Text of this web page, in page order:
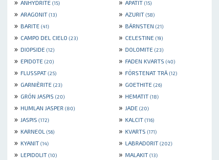
ANHYDRITE (15) APATIT (15)
» ARAGONIT (13) » AZURIT (58)
» BARITE (41) » BÄRNSTEN (21)
» CAMPO DEL CIELO (23) » CELESTINE (19)
» DIOPSIDE (12) » DOLOMITE (23)
» EPIDOTE (20) » FADEN KVARTS (40)
» FLUSSPAT (25) » FÖRSTENAT TRÄ (12)
» GARNIÈRITE (23) » GOETHITE (26)
» GRÖN JASPIS (20) » HEMATIT (18)
» HUMLAN JASPER (80) » JADE (20)
» JASPIS (172) » KALCIT (116)
» KARNEOL (56) » KVARTS (171)
» KYANIT (14) » LABRADORIT (202)
» LEPIDOLIT (10) » MALAKIT (13)